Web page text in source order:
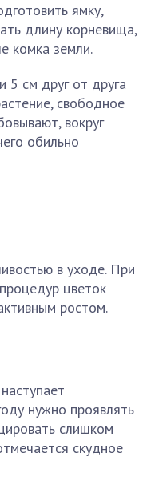
ямку,
длину корневища,
комка земли.
5 см друг от друга
свободное
вокруг
обильно
в уходе. При
цветок
ростом.
нужно проявлять
слишком
скудное